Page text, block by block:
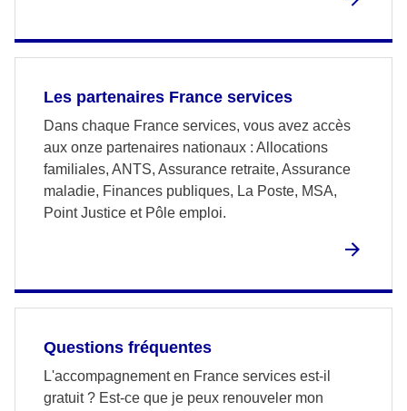
Les partenaires France services
Dans chaque France services, vous avez accès
aux onze partenaires nationaux : Allocations
familiales, ANTS, Assurance retraite, Assurance
maladie, Finances publiques, La Poste, MSA,
Point Justice et Pôle emploi.
Questions fréquentes
L'accompagnement en France services est-il
gratuit ? Est-ce que je peux renouveler mon